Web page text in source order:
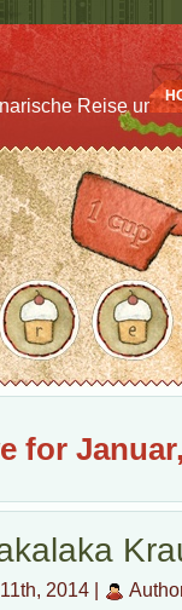
Reise um
for
2014 |